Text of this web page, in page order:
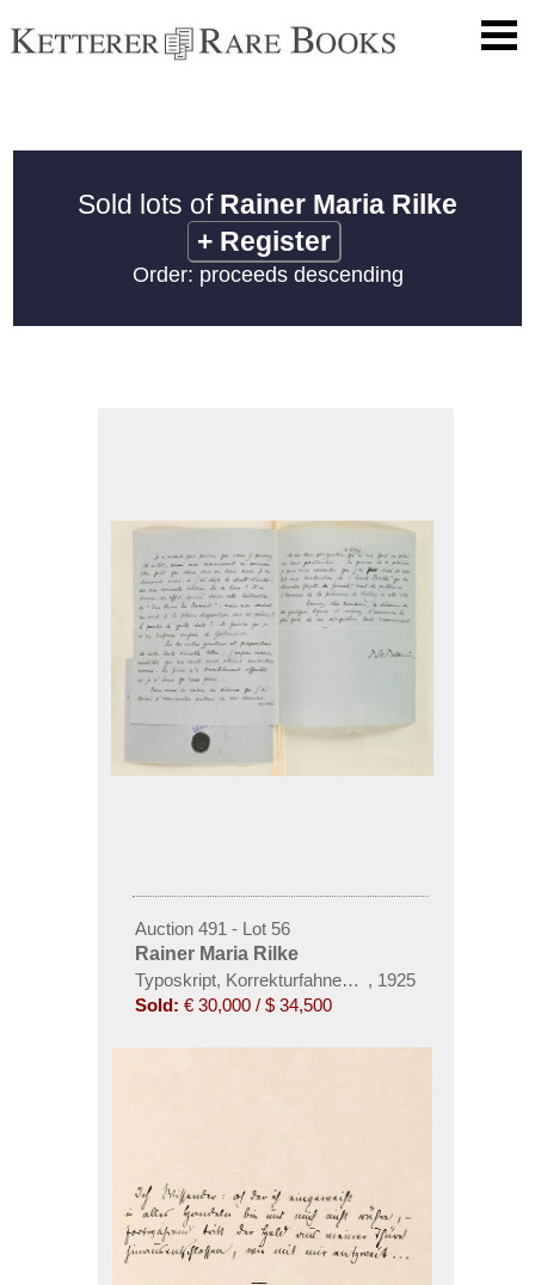
Sold lots of Rainer Maria Rilke
+ Register
Order: proceeds descending
Auction 491 - Lot 56
Rainer Maria Rilke
Typoskript, Korrekturfahnen, 6 Briefe und 1 eigh.
, 1925
Sold: € 30,000 / $ 34,500